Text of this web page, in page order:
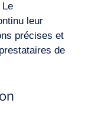
leur
précises et
de